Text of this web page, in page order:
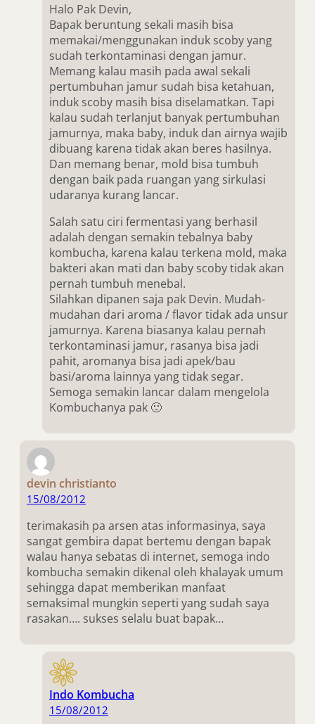
Halo Pak Devin,
Bapak beruntung sekali masih bisa
memakai/menggunakan induk scoby yang
sudah terkontaminasi dengan jamur.
Memang kalau masih pada awal sekali
pertumbuhan jamur sudah bisa ketahuan,
induk scoby masih bisa diselamatkan. Tapi
kalau sudah terlanjut banyak pertumbuhan
jamurnya, maka baby, induk dan airnya wajib
dibuang karena tidak akan beres hasilnya.
Dan memang benar, mold bisa tumbuh
dengan baik pada ruangan yang sirkulasi
udaranya kurang lancar.
Salah satu ciri fermentasi yang berhasil
adalah dengan semakin tebalnya baby
kombucha, karena kalau terkena mold, maka
bakteri akan mati dan baby scoby tidak akan
pernah tumbuh menebal.
Silahkan dipanen saja pak Devin. Mudah-
mudahan dari aroma / flavor tidak ada unsur
jamurnya. Karena biasanya kalau pernah
terkontaminasi jamur, rasanya bisa jadi
pahit, aromanya bisa jadi apek/bau
basi/aroma lainnya yang tidak segar.
Semoga semakin lancar dalam mengelola
Kombuchanya pak 🙂
devin christianto
15/08/2012
terimakasih pa arsen atas informasinya, saya
sangat gembira dapat bertemu dengan bapak
walau hanya sebatas di internet, semoga indo
kombucha semakin dikenal oleh khalayak umum
sehingga dapat memberikan manfaat
semaksimal mungkin seperti yang sudah saya
rasakan…. sukses selalu buat bapak…
Indo Kombucha
15/08/2012